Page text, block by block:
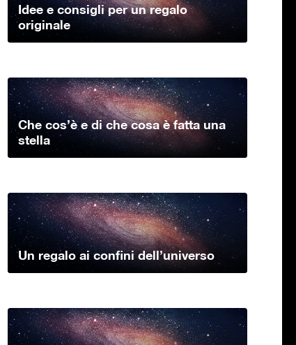
Idee e consigli per un regalo
originale
Che cos’è e di che cosa è fatta una
stella
Un regalo ai confini dell’universo